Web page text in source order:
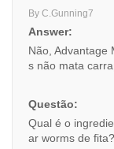
By C.Gunning7
Answer:
Não, Advantage
s não mata
Questão:
Qual é o
ar worms de fita?